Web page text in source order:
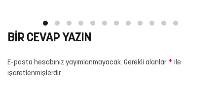
BIR CEVAP YAZIN
E-posta hesabınız yayımlanmayacak. Gerekli alanlar * ile
işaretlenmişlerdir